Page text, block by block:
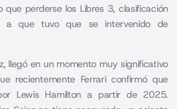
que perderse los Libres 3, clasificación
a que tuvo que se intervenido de
llegó en un momento muy significativo
recientemente Ferrari confirmó que
Lewis Hamilton a partir de 2025.